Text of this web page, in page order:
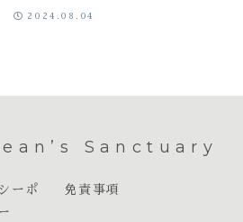
オラクルカ
2024.08.04
Sanctuary
ーポ
免責事項